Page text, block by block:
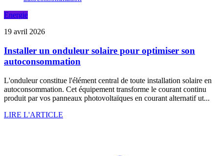
Energie
19 avril 2026
Installer un onduleur solaire pour optimiser son
autoconsommation
L'onduleur constitue l'élément central de toute installation solaire en
autoconsommation. Cet équipement transforme le courant continu
produit par vos panneaux photovoltaïques en courant alternatif ut...
LIRE L'ARTICLE